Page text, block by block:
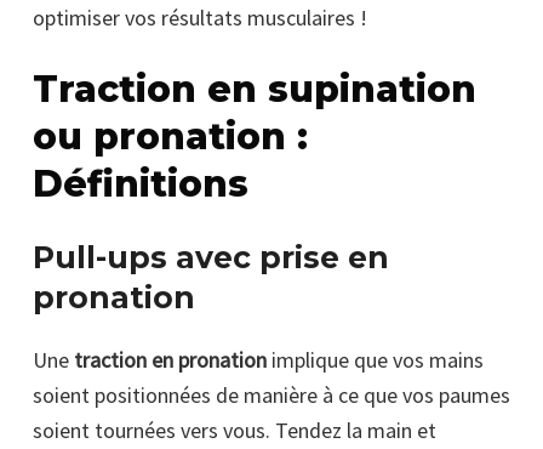
optimiser vos résultats musculaires !
Traction en supination
ou pronation :
Définitions
Pull-ups avec prise en
pronation
Une traction en pronation implique que vos mains
soient positionnées de manière à ce que vos paumes
soient tournées vers vous. Tendez la main et